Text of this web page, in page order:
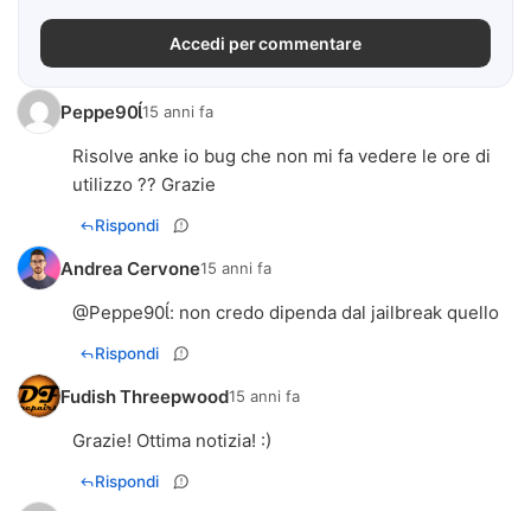
Accedi per commentare
Peppe9015 anni fa
Risolve anke io bug che non mi fa vedere le ore di
utilizzo ?? Grazie
Rispondi
Andrea Cervone15 anni fa
@Peppe90: non credo dipenda dal jailbreak quello
Rispondi
Fudish Threepwood15 anni fa
Grazie! Ottima notizia! :)
Rispondi